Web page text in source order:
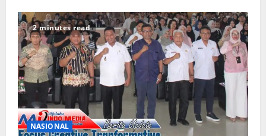
2 minutes read
NASIONAL